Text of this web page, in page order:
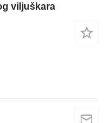
viljuškara